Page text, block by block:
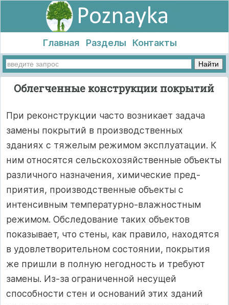
Главная Разделы Контакты
Облегченные конструкции покрытий
При реконструкции часто возникает задача
замены покрытий в производственных
зданиях с тяжелым режи­мом эксплуатации. К
ним относятся сельскохозяйствен­ные объекты
различного назначения, химические пред­
приятия, производственные объекты с
интенсивным температурно-влажностным
режимом. Обследование таких объектов
показывает, что стены, как правило, находятся
в удовлетворительном состоянии, покрытия
же пришли в полную негодность и требуют
замены. Из-за ограничен­ной несущей
способности стен и оснований этих зданий